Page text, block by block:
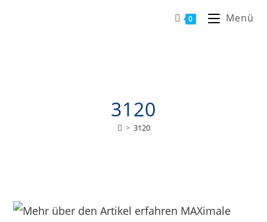
0 Menü
3120
> 3120